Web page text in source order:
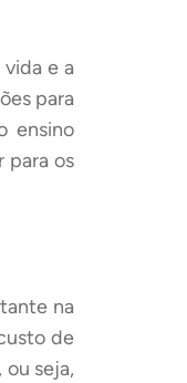
e a
para
ensino
para os
na
de
seja,